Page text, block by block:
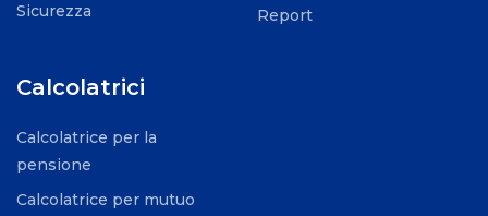
Sicurezza
Report
Calcolatrici
Calcolatrice per la
pensione
Calcolatrice per mutuo